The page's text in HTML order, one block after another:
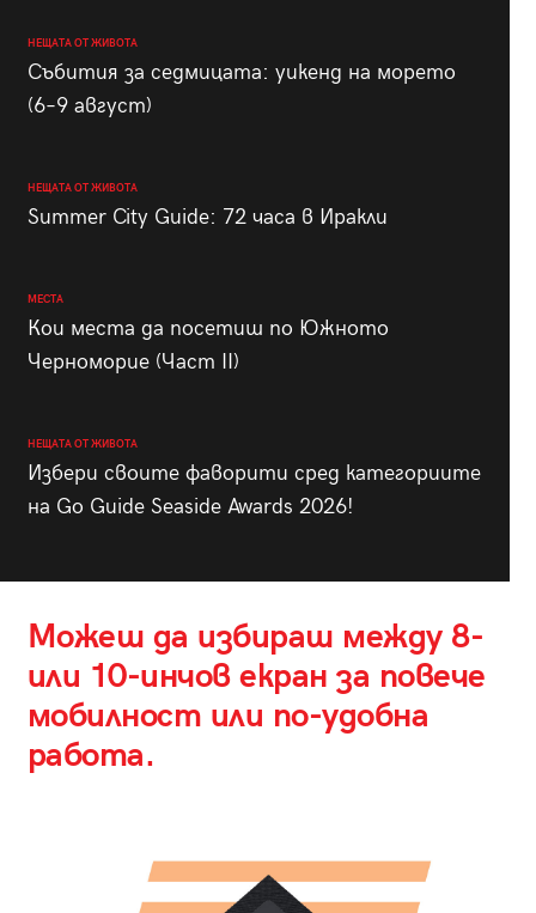
НЕЩАТА ОТ ЖИВОТА
Събития за седмицата: уикенд на морето
(6–9 август)
НЕЩАТА ОТ ЖИВОТА
Summer City Guide: 72 часа в Иракли
МЕСТА
Кои места да посетиш по Южното
Черноморие (Част II)
НЕЩАТА ОТ ЖИВОТА
Избери своите фаворити сред категориите
на Go Guide Seaside Awards 2026!
Можеш да избираш между 8-
или 10-инчов екран за повече
мобилност или по-удобна
работа.